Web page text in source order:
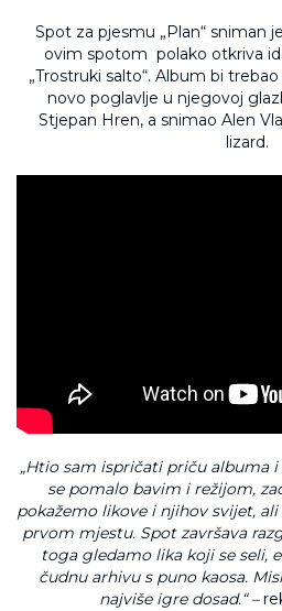
Spot za pjesmu „Plan“ sniman
ovim spotom polako otkriva
„Trostruki salto“. Album bi
novo poglavlje u njegovoj
Stjepan Hren, a snimao Alen
lizard.
„Htio sam ispričati priču albuma
se pomalo bavim i režijom,
pokažemo likove i njihov svijet,
prvom mjestu. Spot završava
toga gledamo lika koji se seli,
čudnu arhivu s puno kaosa.
najviše igre dosad.“ –